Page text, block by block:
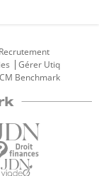
Recrutement
Gérer Utiq
Benchmark